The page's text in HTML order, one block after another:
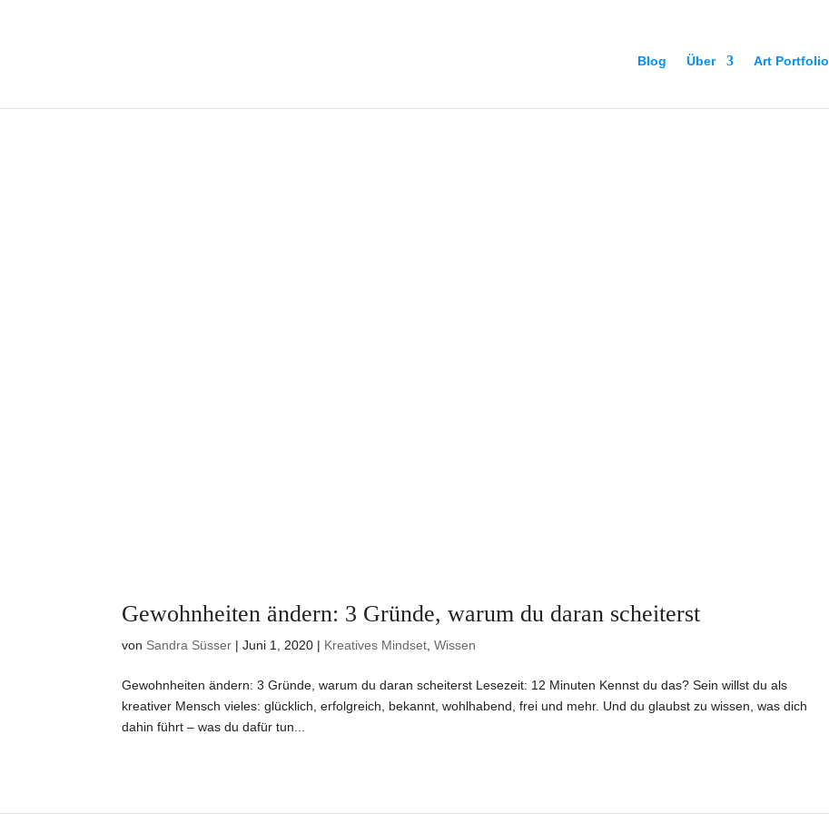
Blog Über Art Portfolio
Gewohnheiten ändern: 3 Gründe, warum du daran scheiterst
von Sandra Süsser |Juni 1, 2020 | Kreatives Mindset ,Wissen
Gewohnheiten ändern: 3 Gründe, warum du daran scheiterst Lesezeit: 12 Minuten Kennst du das? Sein willst du als
kreativer Mensch vieles: glücklich, erfolgreich, bekannt, wohlhabend, frei und mehr. Und du glaubst zu wissen, was dich
dahin führt – was du dafür tun...